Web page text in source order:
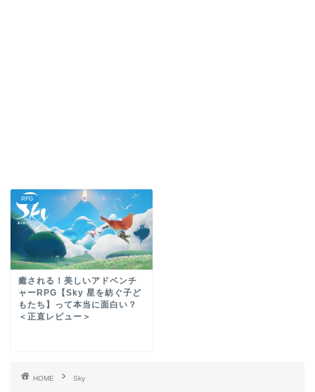
RPG
癒される！美しいアドベンチ
ャーRPG【Sky 星を紡ぐ子ど
もたち】って本当に面白い？
＜正直レビュー＞
HOME Sky